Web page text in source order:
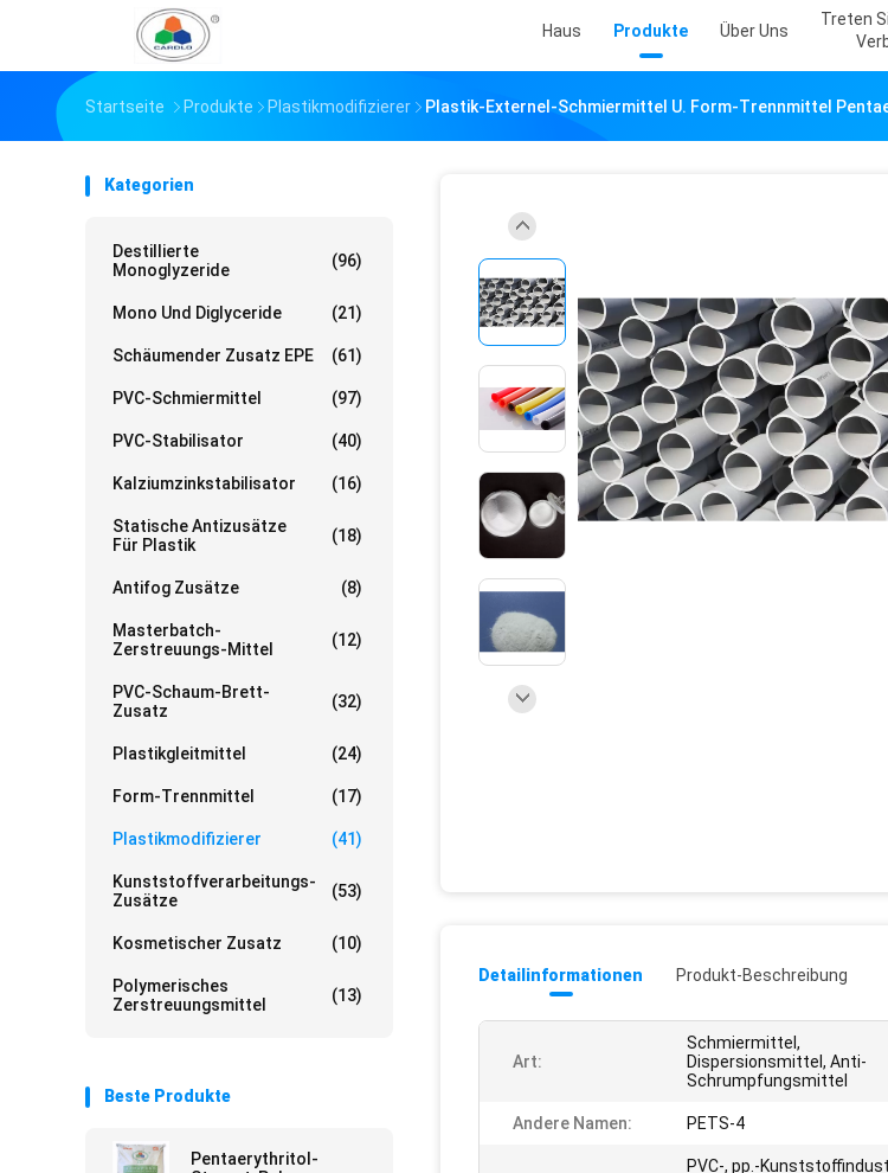
Haus Produkte Über Uns
Treten
Startseite Produkte Plastikmodifizierer Plastik-Externel-Schmiermittel U. Form-Trennmittel
Kategorien
Destillierte
Monoglyzeride
(96)
Mono Und Diglyceride (21)
Schäumender Zusatz EPE (61)
PVC-Schmiermittel (97)
PVC-Stabilisator (40)
Kalziumzinkstabilisator (16)
Statische Antizusätze
Für Plastik
(18)
Antifog Zusätze (8)
Masterbatch-
Zerstreuungs-Mittel
(12)
PVC-Schaum-Brett-
Zusatz
(32)
Plastikgleitmittel (24)
Form-Trennmittel (17)
Plastikmodifizierer (41)
Kunststoffverarbeitungs-
Zusätze
(53)
Kosmetischer Zusatz (10)
Polymerisches
Zerstreuungsmittel
(13)
Beste Produkte
Pentaerythritol-
Detailinformationen Produkt-Beschreibung
Art:
Schmiermittel,
Dispersionsmittel, Anti-
Schrumpfungsmittel
Andere Namen: PETS-4
PVC-, pp.-